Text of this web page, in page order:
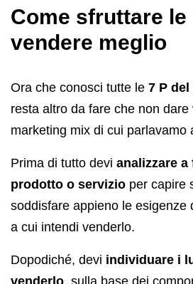
Come sfruttare le
vendere meglio
Ora che conosci tutte le 7 P
resta altro da fare che non dare
marketing mix di cui parlavamo
Prima di tutto devi analizzare
prodotto o servizio per capire
soddisfare appieno le esigenze
a cui intendi venderlo.
Dopodiché, devi individuare i
venderlo, sulla base dei